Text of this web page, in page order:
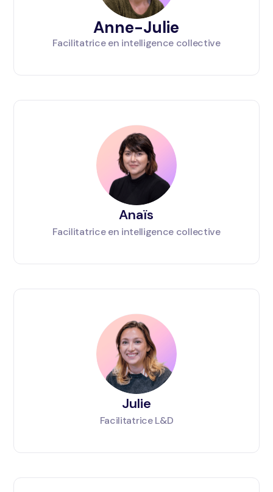
Anne-Julie
Facilitatrice en intelligence collective
Anaïs
Facilitatrice en intelligence collective
Julie
Facilitatrice L&D